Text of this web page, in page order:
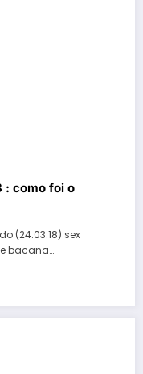
: como foi o
(24.03.18) sex
bacana…